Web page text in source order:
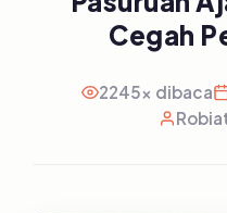
Cegah
2245x dibaca